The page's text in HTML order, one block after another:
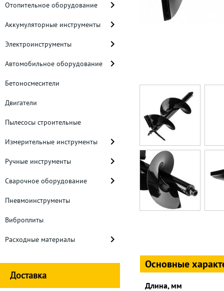
Отопительное оборудование
Аккумуляторные инструменты
Электроинструменты
Автомобильное оборудование
Бетоносмесители
Двигатели
Пылесосы строительные
Измерительные инструменты
Ручные инструменты
Сварочное оборудование
Пневмоинструменты
Виброплиты
Расходные материалы
Доставка
Основные
Длина, мм